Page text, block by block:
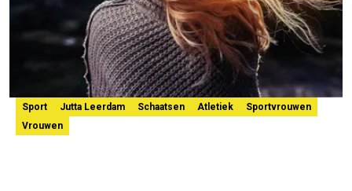
Sport Jutta Leerdam Schaatsen Atletiek
Sportvrouwen
Vrouwen